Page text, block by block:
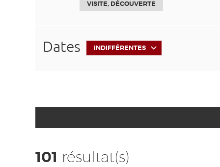
VISITE, DÉCOUVERTE
Dates INDIFFÉRENTES
101 résultat(s)